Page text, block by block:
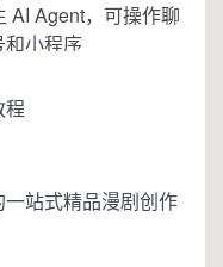
AI Agent，可操作聊
和小程序
程
站式精品漫剧创作